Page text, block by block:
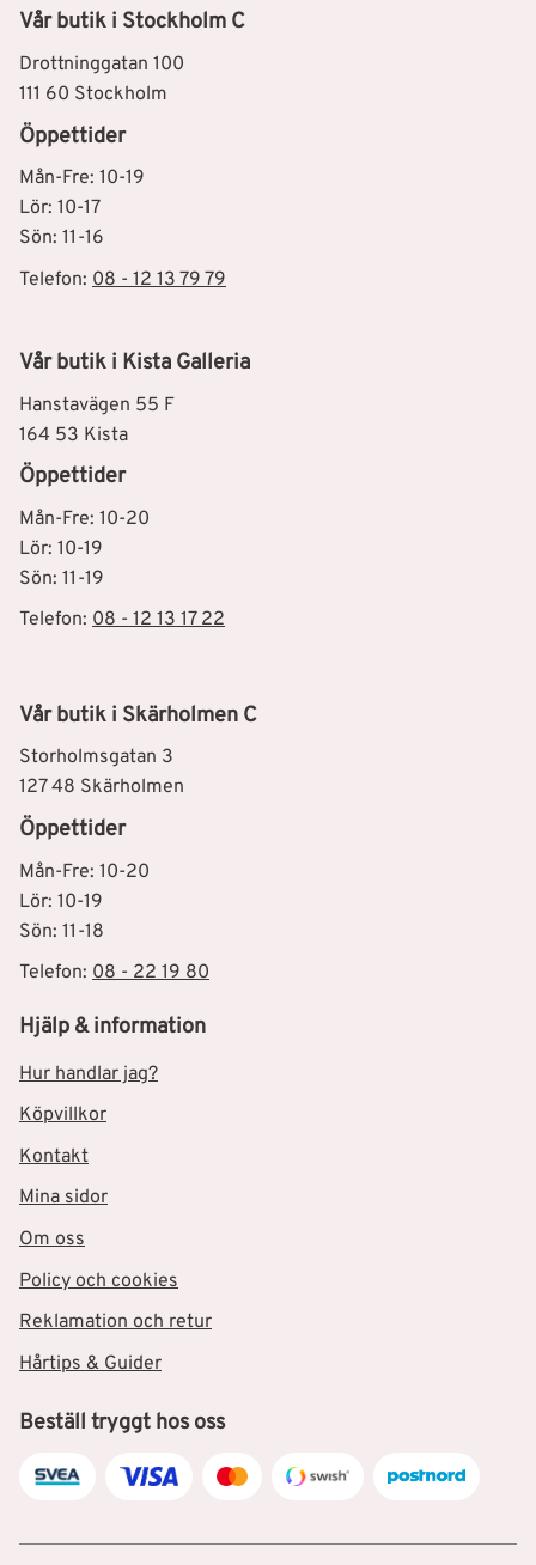
Vår butik i Stockholm C
Drottninggatan 100
111 60 Stockholm
Öppettider
Mån-Fre: 10-19
Lör: 10-17
Sön: 11-16
Telefon: 08 - 12 13 79 79
Vår butik i Kista Galleria
Hanstavägen 55 F
164 53 Kista
Öppettider
Mån-Fre: 10-20
Lör: 10-19
Sön: 11-19
Telefon: 08 - 12 13 17 22
Vår butik i Skärholmen C
Storholmsgatan 3
127 48 Skärholmen
Öppettider
Mån-Fre: 10-20
Lör: 10-19
Sön: 11-18
Telefon: 08 - 22 19 80
Hjälp & information
Hur handlar jag?
Köpvillkor
Kontakt
Mina sidor
Om oss
Policy och cookies
Reklamation och retur
Hårtips & Guider
Beställ tryggt hos oss